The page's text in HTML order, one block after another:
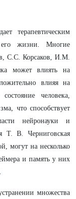
терапевтическим
жизни. Многие
С.С. Корсаков, И.М.
может влиять на
влияя на
человека,
что способствует
нейронауки и
Т. В. Черниговская
могут на несколько
и память у них
множества